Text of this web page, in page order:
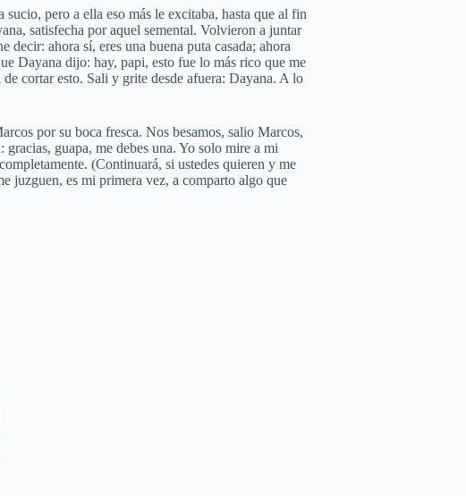
pero a ella eso más le excitaba, hasta que al fin
satisfecha por aquel semental. Volvieron a juntar
decir: ahora sí, eres una buena puta casada; ahora
Dayana dijo: hay, papi, esto fue lo más rico que me
cortar esto. Sali y grite desde afuera: Dayana. A lo
por su boca fresca. Nos besamos, salio Marcos,
guapa, me debes una. Yo solo mire a mi
(Continuará, si ustedes quieren y me
juzguen, es mi primera vez, a comparto algo que